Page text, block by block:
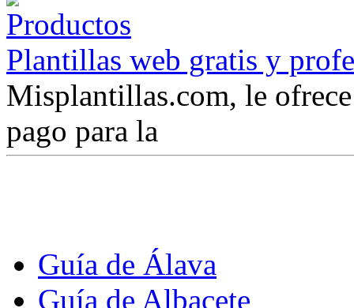
Plantillas web gratis y
Misplantillas.com, le
pago para la
Guía de Álava
Guía de Albacete